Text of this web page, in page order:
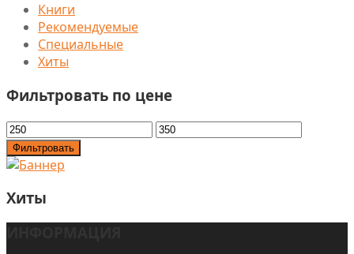
Книги
Рекомендуемые
Специальные
Хиты
Фильтровать по цене
Фильтровать
Хиты